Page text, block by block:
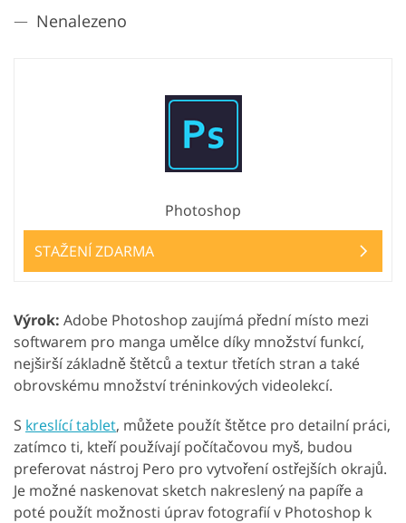
Nenalezeno
Photoshop
STAŽENÍ ZDARMA
Výrok: Adobe Photoshop zaujímá přední místo mezi
softwarem pro manga umělce díky množství funkcí,
nejširší základně štětců a textur třetích stran a také
obrovskému množství tréninkových videolekcí.
S kreslící tablet, můžete použít štětce pro detailní práci,
zatímco ti, kteří používají počítačovou myš, budou
preferovat nástroj Pero pro vytvoření ostřejších okrajů.
Je možné naskenovat sketch nakreslený na papíře a
poté použít možnosti úprav fotografií v Photoshop k